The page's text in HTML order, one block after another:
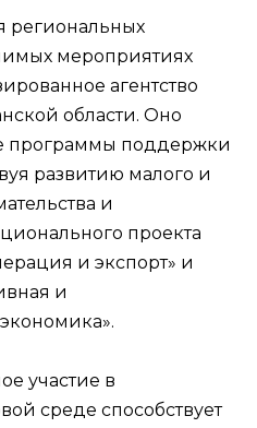
региональных
мероприятиях
агентство
области. Оно
программы поддержки
развитию малого и
и
проекта
и экспорт» и
и
участие в
среде способствует